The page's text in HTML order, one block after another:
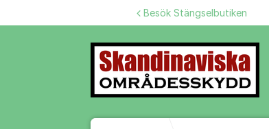
Besök Stängselbutiken